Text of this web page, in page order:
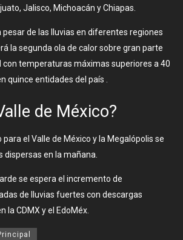
Jalisco, Michoacán y Chiapas.
pesar de las lluvias en diferentes regiones
la segunda ola de calor sobre gran parte
temperaturas máximas superiores a 40
quince entidades del país .
de México?
para el Valle de México y la Megalópolis se
dispersas en la mañana.
se espera el incremento de
de lluvias fuertes con descargas
la CDMX y el EdoMéx.